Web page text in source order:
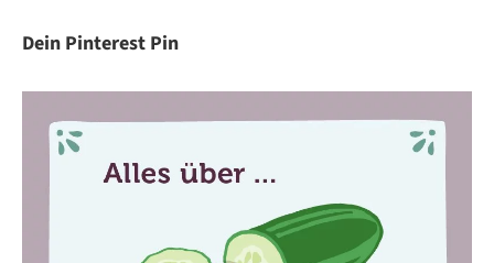
Dein Pinterest Pin